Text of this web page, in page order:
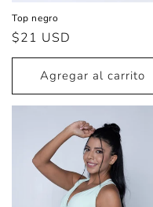
Top negro
Precio
habitual
$21 USD
Agregar al carrito